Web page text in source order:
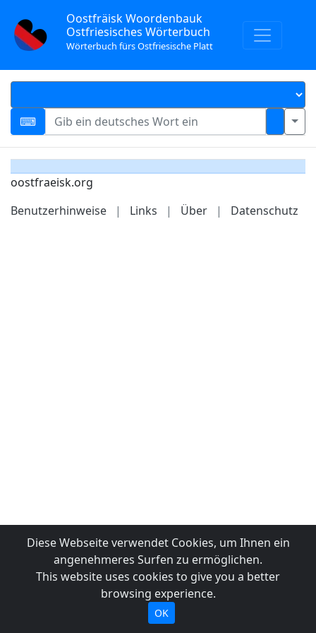
Oostfräisk Woordenbauk
Ostfriesisches Wörterbuch
Wörterbuch fürs Ostfriesische Platt
oostfraeisk.org
Benutzerhinweise
| Links | Über | Datenschutz
Diese Webseite verwendet Cookies, um Ihnen ein
angenehmeres Surfen zu ermöglichen.
This website uses cookies to give you a better
browsing experience.
OK